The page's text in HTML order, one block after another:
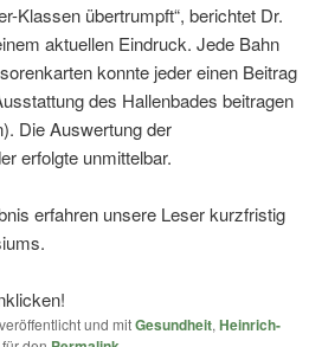
Klassen übertrumpft“, berichtet Dr.
aktuellen Eindruck. Jede Bahn
konnte jeder einen Beitrag
des Hallenbades beitragen
Die Auswertung der
erfolgte unmittelbar.
erfahren unsere Leser kurzfristig
und mitGesundheit,Heinrich-